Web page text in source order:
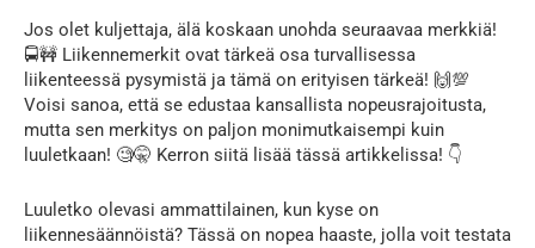
Jos olet kuljettaja, älä koskaan unohda seuraavaa merkkiä!
🚍🚧 Liikennemerkit ovat tärkeä osa turvallisessa
liikenteessä pysymistä ja tämä on erityisen tärkeä! 🙌💯
Voisi sanoa, että se edustaa kansallista nopeusrajoitusta,
mutta sen merkitys on paljon monimutkaisempi kuin
luuletkaan! 🧐🤫 Kerron siitä lisää tässä artikkelissa! 👇
Luuletko olevasi ammattilainen, kun kyse on
liikennesäännöistä? Tässä on nopea haaste, jolla voit testata